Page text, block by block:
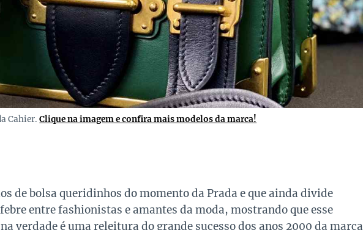
Cahier.Clique na imagem e confira mais modelos da marca!
de bolsa queridinhos do momento da Prada e que ainda divide
entre fashionistas e amantes da moda, mostrando que esse
verdade é uma releitura do grande sucesso dos anos 2000 da marca